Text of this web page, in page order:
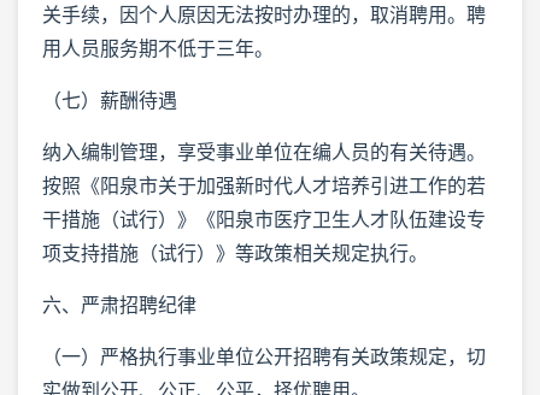
关手续，因个人原因无法按时办理的，取消聘用。聘
用人员服务期不低于三年。
（七）薪酬待遇
纳入编制管理，享受事业单位在编人员的有关待遇。
按照《阳泉市关于加强新时代人才培养引进工作的若
干措施（试行）》《阳泉市医疗卫生人才队伍建设专
项支持措施（试行）》等政策相关规定执行。
六、严肃招聘纪律
（一）严格执行事业单位公开招聘有关政策规定，切
实做到公开、公正、公平，择优聘用。